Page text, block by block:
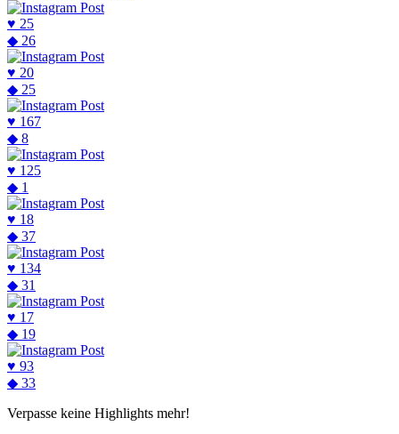
♥ 25
◆ 26
♥ 20
◆ 25
♥ 167
◆ 8
♥ 125
◆ 1
♥ 18
◆ 37
♥ 134
◆ 31
♥ 17
◆ 19
♥ 93
◆ 33
Verpasse keine Highlights mehr!